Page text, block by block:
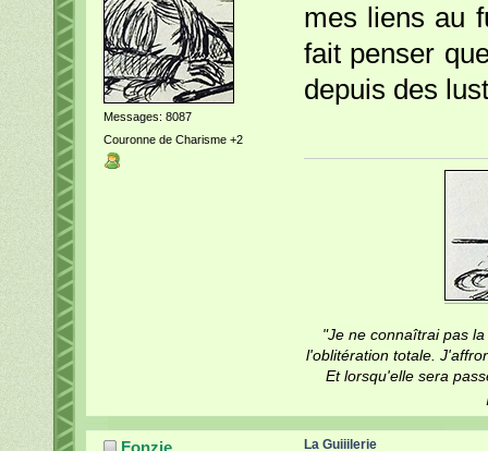
Messages: 8087
Couronne de Charisme +2
mes liens au
fait penser
depuis des
"Je ne connaîtrai pas
l'oblitération totale.
Et lorsqu'elle sera
La Guiiilerie